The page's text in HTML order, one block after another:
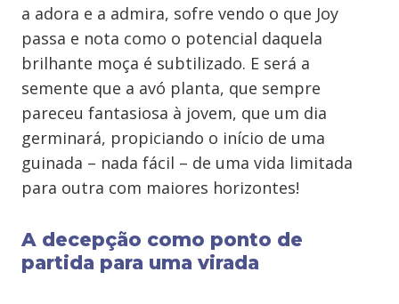
a adora e a admira, sofre vendo o que Joy
passa e nota como o potencial daquela
brilhante moça é subtilizado. E será a
semente que a avó planta, que sempre
pareceu fantasiosa à jovem, que um dia
germinará, propiciando o início de uma
guinada – nada fácil – de uma vida limitada
para outra com maiores horizontes!
A decepção como ponto de
partida para uma virada